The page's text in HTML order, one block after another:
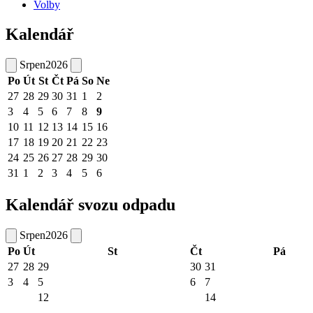
Volby
Kalendář
Srpen2026
Po Út St Čt Pá So Ne
27 28 29 30 31 1
2
3
4 5 6 7 8
9
10 11 12 13 14 15 16
17 18 19 20 21 22 23
24 25 26 27 28 29 30
31 1 2 3 4 5 6
Kalendář svozu odpadu
Srpen2026
Po Út St Čt Pá
27 28 29 30 31
3
4 5 6 7
12
14